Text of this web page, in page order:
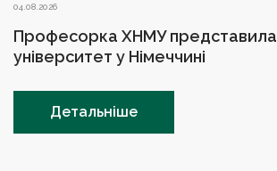
04.08.2026
Професорка ХНМУ представила
університет у Німеччині
Детальніше